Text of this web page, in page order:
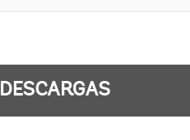
DESCARGAS